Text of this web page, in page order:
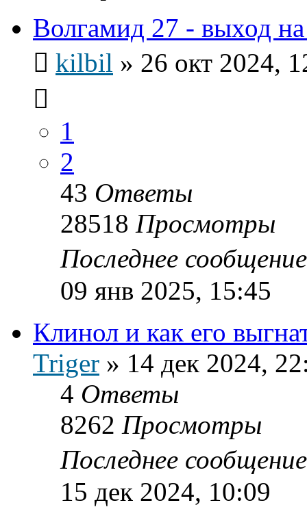
Волгамид 27 - выход
kilbil » 26 окт 2024,
1
2
43 Ответы
28518 Просмотры
Последнее
09 янв 2025, 15:45
Клинол и как его
Triger » 14 дек 2024,
4 Ответы
8262 Просмотры
Последнее
15 дек 2024, 10:09